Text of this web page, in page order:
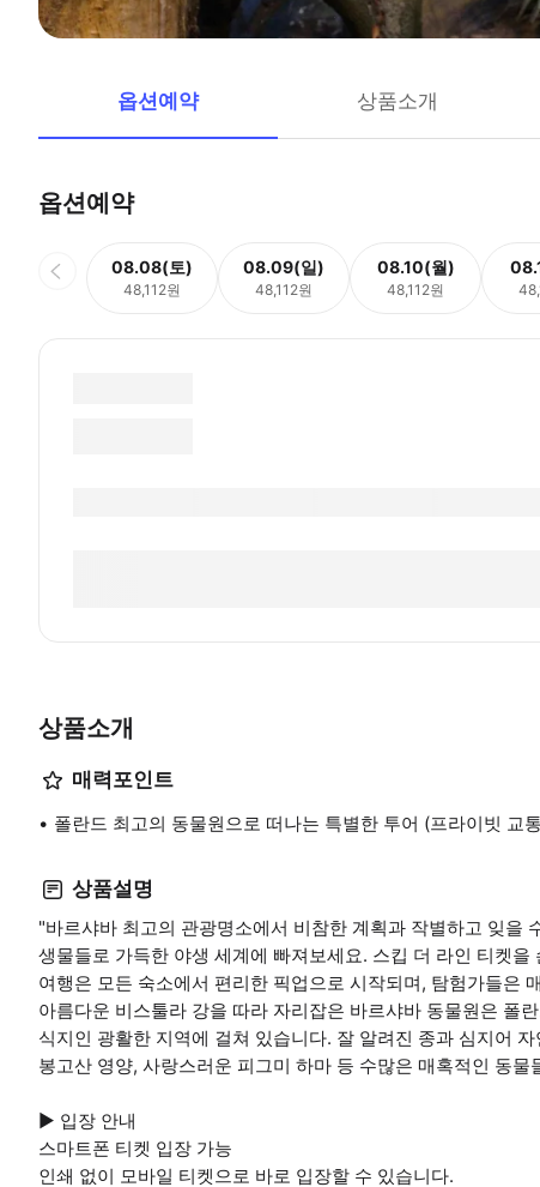
옵션예약 상품소개
옵션예약
08.08(토)
48,112원
08.09(일)
48,112원
08.10(월)
48,112원
상품소개
매력포인트
폴란드 최고의 동물원으로 떠나는 특별한 투어 (프라이빗 교
상품설명
"바르샤바 최고의 관광명소에서 비참한 계획과 작별하고 잊을
생물들로 가득한 야생 세계에 빠져보세요. 스킵 더 라인 티켓
여행은 모든 숙소에서 편리한 픽업으로 시작되며, 탐험가들은
아름다운 비스툴라 강을 따라 자리잡은 바르샤바 동물원은 폴
식지인 광활한 지역에 걸쳐 있습니다. 잘 알려진 종과 심지어
봉고산 영양, 사랑스러운 피그미 하마 등 수많은 매혹적인 동물
▶ 입장 안내
스마트폰 티켓 입장 가능
인쇄 없이 모바일 티켓으로 바로 입장할 수 있습니다.